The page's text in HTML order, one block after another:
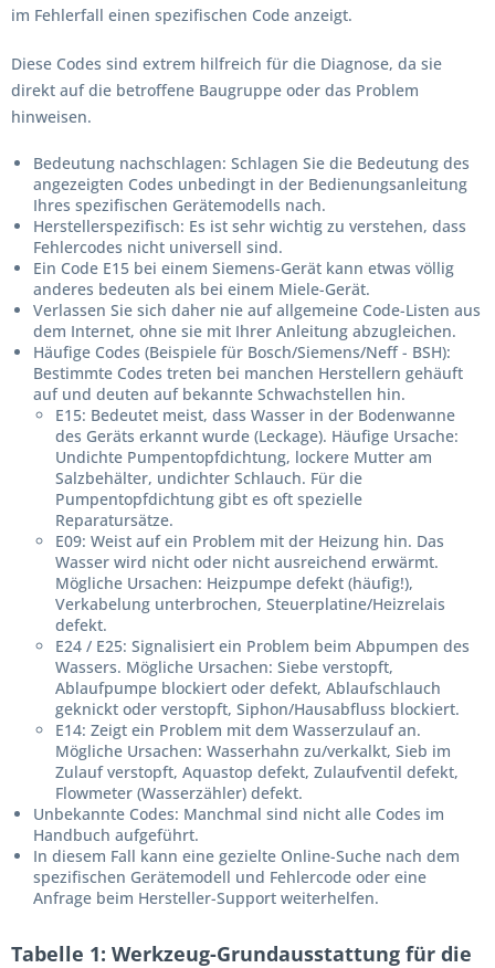
im Fehlerfall einen spezifischen Code anzeigt.
Diese Codes sind extrem hilfreich für die Diagnose, da sie
direkt auf die betroffene Baugruppe oder das Problem
hinweisen.
Bedeutung nachschlagen: Schlagen Sie die Bedeutung des
angezeigten Codes unbedingt in der Bedienungsanleitung
Ihres spezifischen Gerätemodells nach.
Herstellerspezifisch: Es ist sehr wichtig zu verstehen, dass
Fehlercodes nicht universell sind.
Ein Code E15 bei einem Siemens-Gerät kann etwas völlig
anderes bedeuten als bei einem Miele-Gerät.
Verlassen Sie sich daher nie auf allgemeine Code-Listen aus
dem Internet, ohne sie mit Ihrer Anleitung abzugleichen.
Häufige Codes (Beispiele für Bosch/Siemens/Neff - BSH):
Bestimmte Codes treten bei manchen Herstellern gehäuft
auf und deuten auf bekannte Schwachstellen hin.
E15: Bedeutet meist, dass Wasser in der Bodenwanne
des Geräts erkannt wurde (Leckage). Häufige Ursache:
Undichte Pumpentopfdichtung, lockere Mutter am
Salzbehälter, undichter Schlauch. Für die
Pumpentopfdichtung gibt es oft spezielle
Reparatursätze.
E09: Weist auf ein Problem mit der Heizung hin. Das
Wasser wird nicht oder nicht ausreichend erwärmt.
Mögliche Ursachen: Heizpumpe defekt (häufig!),
Verkabelung unterbrochen, Steuerplatine/Heizrelais
defekt.
E24 / E25: Signalisiert ein Problem beim Abpumpen des
Wassers. Mögliche Ursachen: Siebe verstopft,
Ablaufpumpe blockiert oder defekt, Ablaufschlauch
geknickt oder verstopft, Siphon/Hausabfluss blockiert.
E14: Zeigt ein Problem mit dem Wasserzulauf an.
Mögliche Ursachen: Wasserhahn zu/verkalkt, Sieb im
Zulauf verstopft, Aquastop defekt, Zulaufventil defekt,
Flowmeter (Wasserzähler) defekt.
Unbekannte Codes: Manchmal sind nicht alle Codes im
Handbuch aufgeführt.
In diesem Fall kann eine gezielte Online-Suche nach dem
spezifischen Gerätemodell und Fehlercode oder eine
Anfrage beim Hersteller-Support weiterhelfen.
Tabelle 1: Werkzeug-Grundausstattung für die